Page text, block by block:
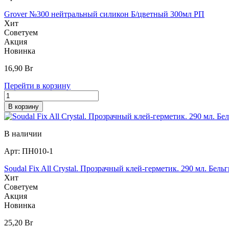
Grover №300 нейтральный силикон Б/цветный 300мл РП
Хит
Советуем
Акция
Новинка
16,90 Br
Перейти в корзину
В корзину
В наличии
Арт: ПН010-1
Soudal Fix All Crystal. Прозрачный клей-герметик. 290 мл.
Хит
Советуем
Акция
Новинка
25,20 Br